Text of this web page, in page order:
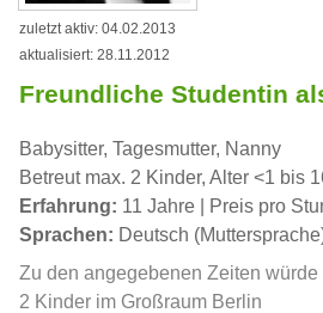
zuletzt aktiv: 04.02.2013
aktualisiert: 28.11.2012
Freundliche Studentin
Babysitter, Tagesmutter, Nanny
Betreut max. 2 Kinder, Alter <1 bis
Erfahrung: 11 Jahre | Preis pro
Sprachen: Deutsch
Zu den angegebenen Zeiten
2 Kinder im Großraum Berlin